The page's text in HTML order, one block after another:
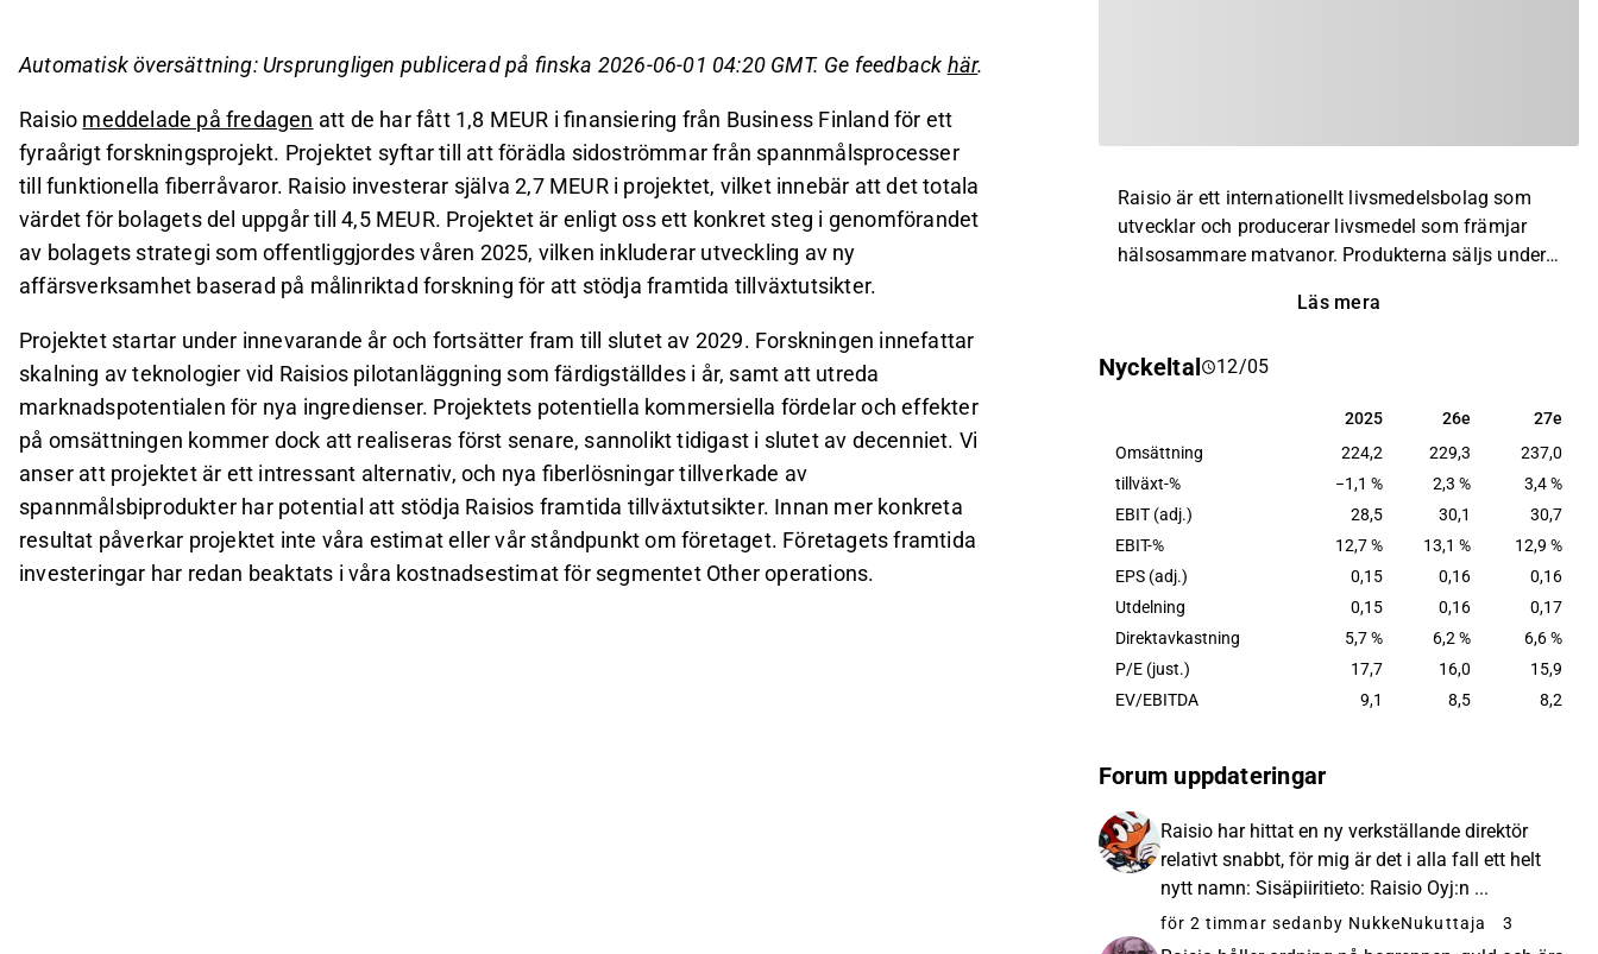
Projektet, som startar under innevarande år och pågår till slutet av 2029, är ett konkret steg i
De kommersiella fördelarna och effekterna på omsättningen förväntas realiseras först
senare, sannolikt tidigast i slutet av årtiondet.
Detta innehåll är skapat av AI. Du kan lämna feedback om det på Inderesforum.
Automatisk översättning: Ursprungligen publicerad på finska 2026-06-01 04:20 GMT. Ge feedback här.
Raisio meddelade på fredagen att de har fått 1,8 MEUR i finansiering från Business Finland för ett
fyraårigt forskningsprojekt. Projektet syftar till att förädla sidoströmmar från spannmålsprocesser
till funktionella fiberråvaror. Raisio investerar själva 2,7 MEUR i projektet, vilket innebär att det totala
värdet för bolagets del uppgår till 4,5 MEUR. Projektet är enligt oss ett konkret steg i genomförandet
av bolagets strategi som offentliggjordes våren 2025, vilken inkluderar utveckling av ny
affärsverksamhet baserad på målinriktad forskning för att stödja framtida tillväxtutsikter.
Projektet startar under innevarande år och fortsätter fram till slutet av 2029. Forskningen innefattar
skalning av teknologier vid Raisios pilotanläggning som färdigställdes i år, samt att utreda
marknadspotentialen för nya ingredienser. Projektets potentiella kommersiella fördelar och effekter
på omsättningen kommer dock att realiseras först senare, sannolikt tidigast i slutet av decenniet. Vi
anser att projektet är ett intressant alternativ, och nya fiberlösningar tillverkade av
spannmålsbiprodukter har potential att stödja Raisios framtida tillväxtutsikter. Innan mer konkreta
resultat påverkar projektet inte våra estimat eller vår ståndpunkt om företaget. Företagets framtida
investeringar har redan beaktats i våra kostnadsestimat för segmentet Other operations.
Raisio är ett internationellt livsmedelsbolag som
utvecklar och producerar livsmedel som främjar
hälsosammare matvanor. Produkterna säljs under
Torino®, Sunnuntai® och Nalle®. Raisios
Storbritannien, Irland och Polen, och bolaget
Bolaget grundades 1939 och har sitt huvudkontor i
Reso, Finland.
Läs mera
Nyckeltal 12/05
2025 26e 27e
2025 26e
27e
Omsättning
224,2 229,3
237,0
tillväxt-%
−1,1 % 2,3 %
3,4 %
EBIT (adj.)
28,5 30,1
30,7
EBIT-%
12,7 % 13,1 %
12,9 %
EPS (adj.)
0,15 0,16
0,16
Utdelning
0,15 0,16
0,17
Direktavkastning
5,7 % 6,2 %
6,6 %
P/E (just.)
17,7 16,0
15,9
EV/EBITDA
9,1 8,5 8,2
Forum uppdateringar
Raisio har hittat en ny verkställande direktör
relativt snabbt, för mig är det i alla fall ett helt
nytt namn: Sisäpiiritieto: Raisio Oyj:n ...
för 2 timmar sedan by NukkeNukuttaja 3